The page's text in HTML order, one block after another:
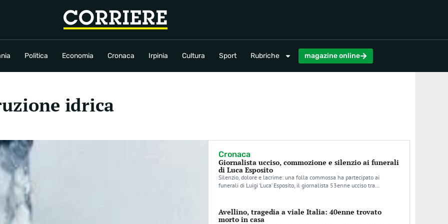
Politica Economia Cronaca Irpinia Cultura Sport Rubriche magazine online
Cronaca Irpinia Sport Rubriche
idrica
Cronaca
Giornalista ucciso, commozione e silenzio ai funerali
di Luca Esposito
Silenzio, dolore e lacrime: una folla commossa ha partecipato ai
funerali di Luigi ‘Luca’ Esposito, il giornalista 53enne ucciso tra…
Avellino, tragedia a viale Italia: 40enne trovato
morto in casa